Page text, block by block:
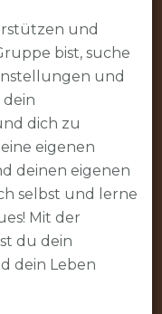
und
bist, suche
und
dein
dich zu
eigenen
deinen eigenen
selbst und lerne
Mit der
du dein
dein Leben